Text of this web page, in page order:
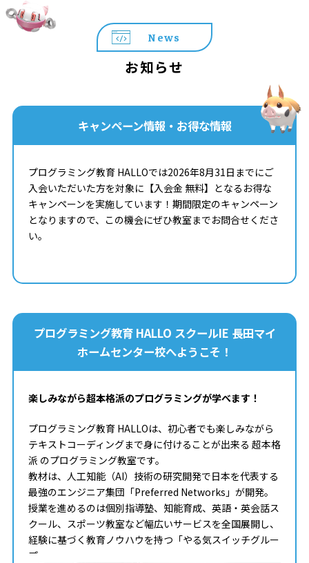
News
お知らせ
キャンペーン情報・お得な情報
プログラミング教育 HALLOでは2026年8月31日までにご
入会いただいた方を対象に【入会金 無料】となるお得な
キャンペーンを実施しています！期間限定のキャンペーン
となりますので、この機会にぜひ教室までお問合せくださ
い。
プログラミング教育 HALLO スクールIE 長田マイ
ホームセンター校へようこそ！
楽しみながら超本格派のプログラミングが学べます！
プログラミング教育 HALLOは、初心者でも楽しみながら
テキストコーディングまで身に付けることが出来る 超本格
派 のプログラミング教室です。
教材は、人工知能（AI）技術の研究開発で日本を代表する
最強のエンジニア集団「Preferred Networks」が開発。
授業を進めるのは個別指導塾、知能育成、英語・英会話ス
クール、スポーツ教室など幅広いサービスを全国展開し、
経験に基づく教育ノウハウを持つ「やる気スイッチグルー
プ」。